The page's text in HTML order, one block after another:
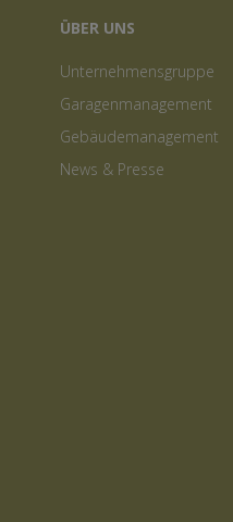
ÜBER UNS
Unternehmensgruppe
Garagenmanagement
Gebäudemanagement
News & Presse